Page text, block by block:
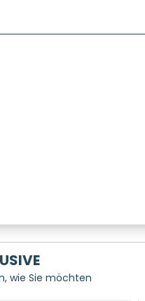
wie Sie möchten